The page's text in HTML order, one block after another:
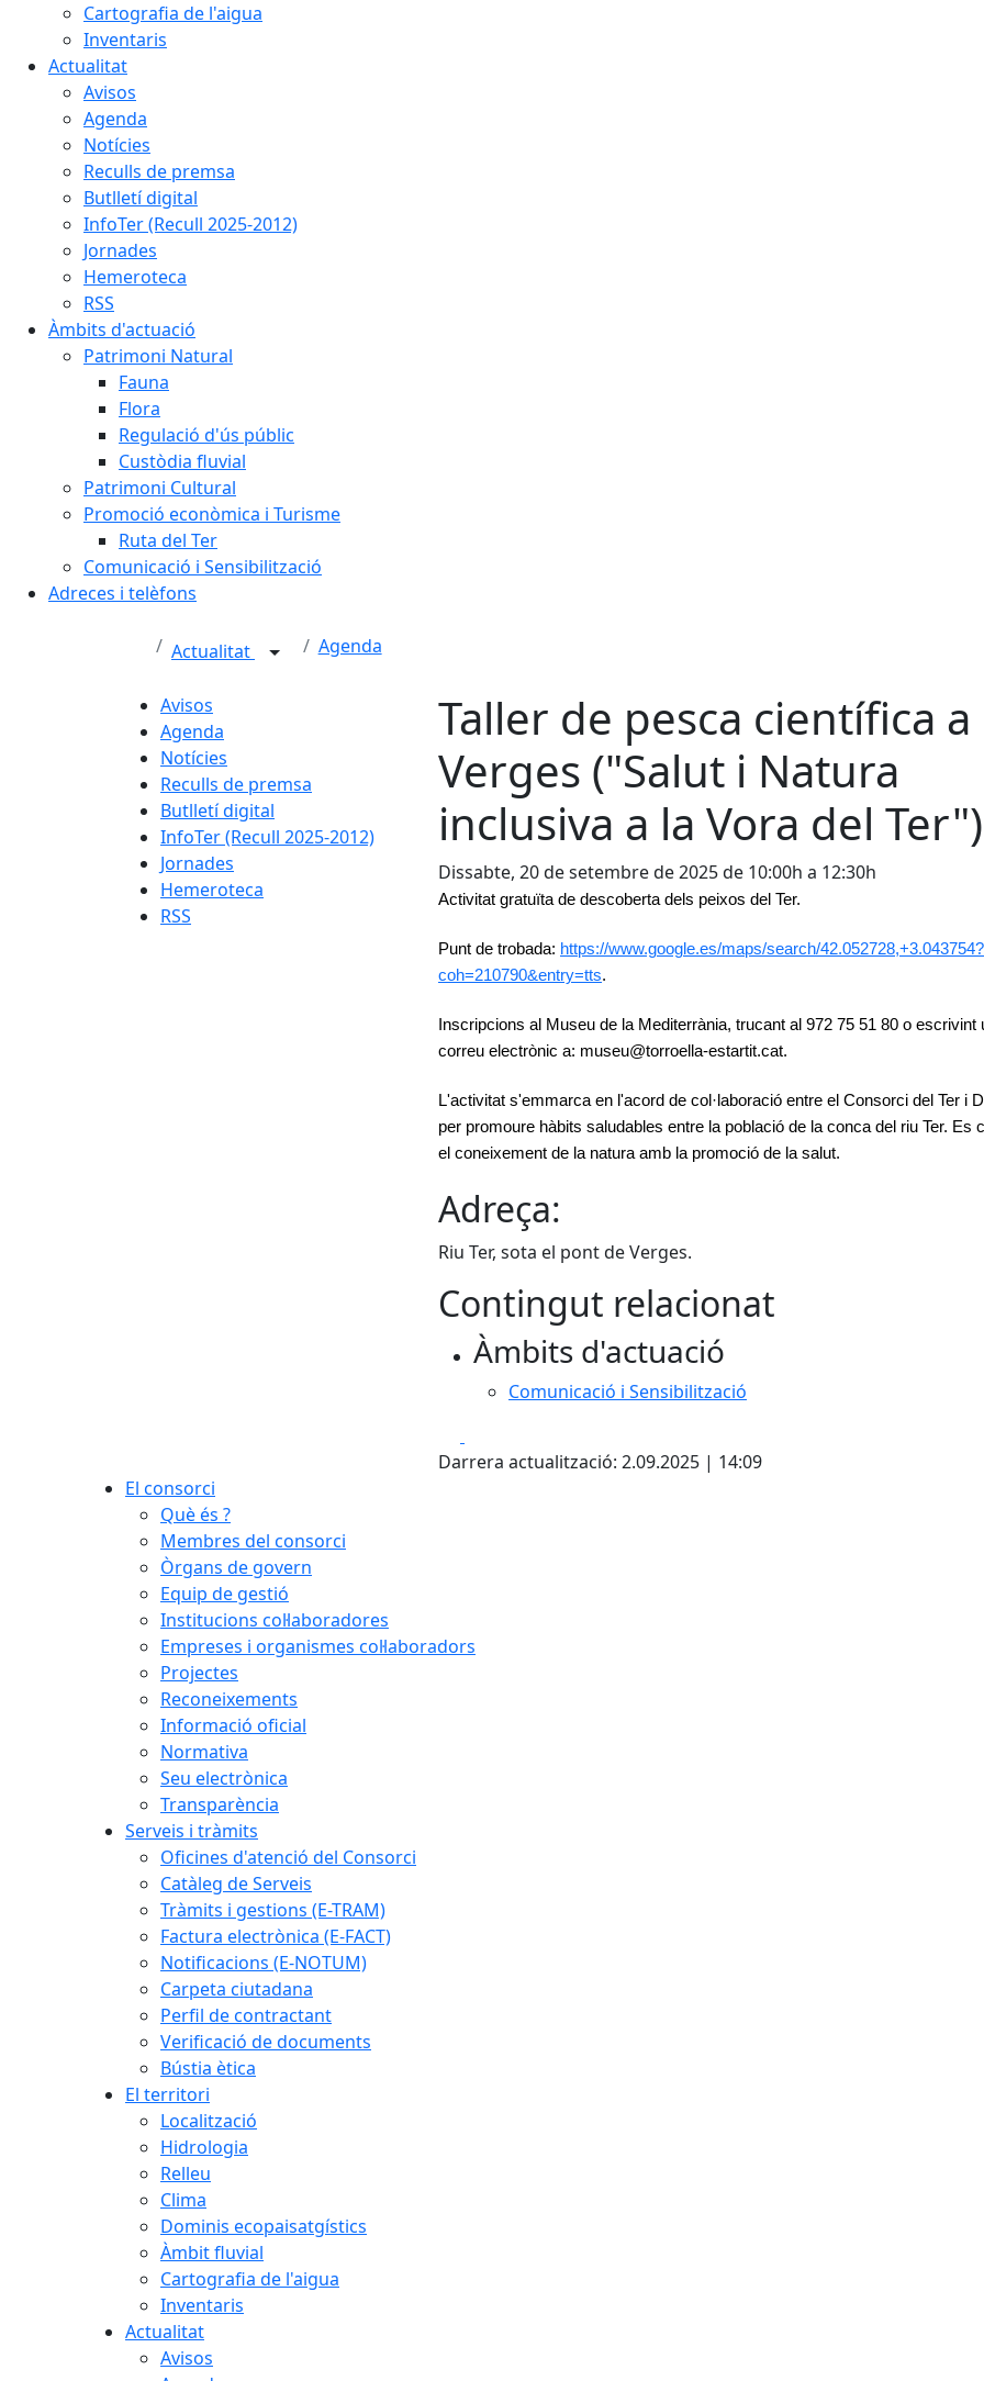
Cartografia de l'aigua
Inventaris
Actualitat
Avisos
Agenda
Notícies
Reculls de premsa
Butlletí digital
InfoTer (Recull 2025-2012)
Jornades
Hemeroteca
RSS
Àmbits d'actuació
Patrimoni Natural
Fauna
Flora
Regulació d'ús públic
Custòdia fluvial
Patrimoni Cultural
Promoció econòmica i Turisme
Ruta del Ter
Comunicació i Sensibilització
Adreces i telèfons
Actualitat Agenda
Avisos
Agenda
Notícies
Reculls de premsa
Butlletí digital
InfoTer (Recull 2025-2012)
Jornades
Hemeroteca
RSS
Taller de pesca científica a
Verges ("Salut i Natura
inclusiva a la Vora del Ter")
Dissabte, 20 de setembre de 2025 de 10:00h a 12:30h
Activitat gratuïta de descoberta dels peixos del Ter.
Punt de trobada: https://www.google.es/maps/search/42.052728,+3.043754?
coh=210790&entry=tts.
Inscripcions al Museu de la Mediterrània, trucant al 972 75 51 80 o escrivint
correu electrònic a: museu@torroella-estartit.cat.
L'activitat s'emmarca en l'acord de col·laboració entre el Consorci del Ter i
per promoure hàbits saludables entre la població de la conca del riu Ter. Es
el coneixement de la natura amb la promoció de la salut.
Adreça:
Riu Ter, sota el pont de Verges.
Contingut relacionat
Àmbits d'actuació
Comunicació i Sensibilització
Darrera actualització: 2.09.2025 | 14:09
El consorci
Què és ?
Membres del consorci
Òrgans de govern
Equip de gestió
Institucions col·laboradores
Empreses i organismes col·laboradors
Projectes
Reconeixements
Informació oficial
Normativa
Seu electrònica
Transparència
Serveis i tràmits
Oficines d'atenció del Consorci
Catàleg de Serveis
Tràmits i gestions (E-TRAM)
Factura electrònica (E-FACT)
Notificacions (E-NOTUM)
Carpeta ciutadana
Perfil de contractant
Verificació de documents
Bústia ètica
El territori
Localització
Hidrologia
Relleu
Clima
Dominis ecopaisatgístics
Àmbit fluvial
Cartografia de l'aigua
Inventaris
Actualitat
Avisos